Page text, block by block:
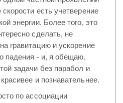
есть учетверение
энергии. Более того, это
сделать, не
гравитацию и ускорение
падения - и, я обещаю,
задачи без парабол и
и познавательнее.
по ассоциации